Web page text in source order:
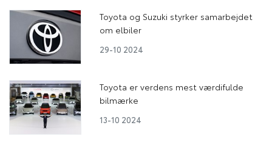
Toyota og Suzuki styrker samarbejdet
om elbiler
29-10 2024
Toyota er verdens mest værdifulde
bilmærke
13-10 2024